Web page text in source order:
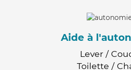
Aide à
Lever /
Toilette /